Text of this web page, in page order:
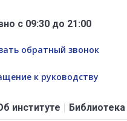
с 09:30 до 21:00
обратный звонок
к руководству
институте Библиотека